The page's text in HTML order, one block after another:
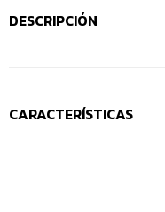
DESCRIPCIÓN
CARACTERÍSTICAS